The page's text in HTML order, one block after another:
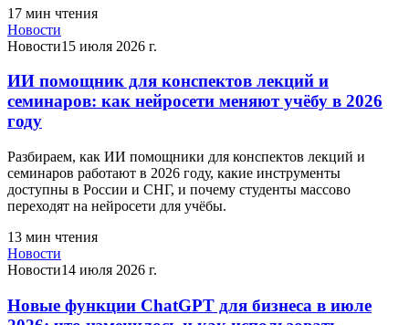
17 мин чтения
Новости
Новости15 июля 2026 г.
ИИ помощник для конспектов лекций и
семинаров: как нейросети меняют учёбу в 2026
году
Разбираем, как ИИ помощники для конспектов лекций и
семинаров работают в 2026 году, какие инструменты
доступны в России и СНГ, и почему студенты массово
переходят на нейросети для учёбы.
13 мин чтения
Новости
Новости14 июля 2026 г.
Новые функции ChatGPT для бизнеса в июле